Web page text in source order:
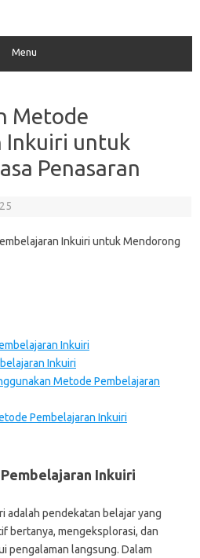
Menu
Metode
Inkuiri untuk
Penasaran
Inkuiri
Inkuiri
Metode Pembelajaran
Pembelajaran Inkuiri
Inkuiri
adalah pendekatan belajar yang
bertanya, mengeksplorasi, dan
pengalaman langsung. Dalam